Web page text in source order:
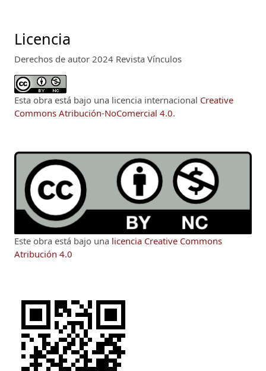
Licencia
Derechos de autor 2024 Revista Vínculos
Esta obra está bajo una licencia internacional Creative
Commons Atribución-NoComercial 4.0.
Este obra está bajo una licencia Creative Commons
Atribución 4.0